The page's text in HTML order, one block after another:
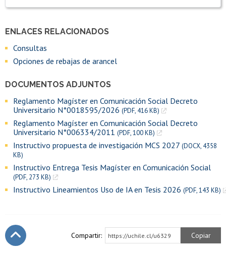
Accesos directos
Enlaces y documentos de interés
ENLACES RELACIONADOS
Consultas
Opciones de rebajas de arancel
DOCUMENTOS ADJUNTOS
Reglamento Magíster en Comunicación Social Decreto
Universitario N°0018595/2026 (PDF, 416 KB)
Reglamento Magíster en Comunicación Social Decreto
Universitario N°006334/2011 (PDF, 100 KB)
Instructivo propuesta de investigación MCS 2027 (DOCX, 4358
KB)
Instructivo Entrega Tesis Magíster en Comunicación Social
(PDF, 273 KB)
Instructivo Lineamientos Uso de IA en Tesis 2026 (PDF, 143 KB)
Compartir: https://uchile.cl/u6329 Copiar